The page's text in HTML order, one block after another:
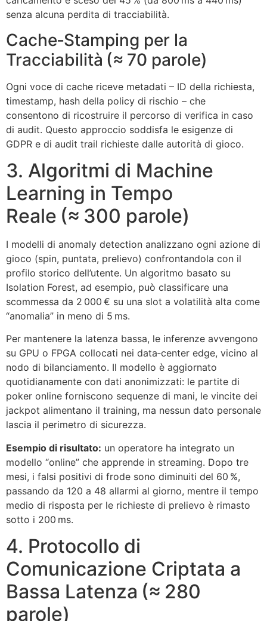
senza alcuna perdita di tracciabilità.
Cache‑Stamping per la
Tracciabilità (≈ 70 parole)
Ogni voce di cache riceve metadati – ID della richiesta,
timestamp, hash della policy di rischio – che
consentono di ricostruire il percorso di verifica in caso
di audit. Questo approccio soddisfa le esigenze di
GDPR e di audit trail richieste dalle autorità di gioco.
3. Algoritmi di Machine
Learning in Tempo
Reale (≈ 300 parole)
I modelli di anomaly detection analizzano ogni azione di
gioco (spin, puntata, prelievo) confrontandola con il
profilo storico dell’utente. Un algoritmo basato su
Isolation Forest, ad esempio, può classificare una
scommessa da 2 000 € su una slot a volatilità alta come
“anomalia” in meno di 5 ms.
Per mantenere la latenza bassa, le inferenze avvengono
su GPU o FPGA collocati nei data‑center edge, vicino al
nodo di bilanciamento. Il modello è aggiornato
quotidianamente con dati anonimizzati: le partite di
poker online forniscono sequenze di mani, le vincite dei
jackpot alimentano il training, ma nessun dato personale
lascia il perimetro di sicurezza.
Esempio di risultato: un operatore ha integrato un
modello “online” che apprende in streaming. Dopo tre
mesi, i falsi positivi di frode sono diminuiti del 60 %,
passando da 120 a 48 allarmi al giorno, mentre il tempo
medio di risposta per le richieste di prelievo è rimasto
sotto i 200 ms.
4. Protocollo di
Comunicazione Criptata a
Bassa Latenza (≈ 280
parole)